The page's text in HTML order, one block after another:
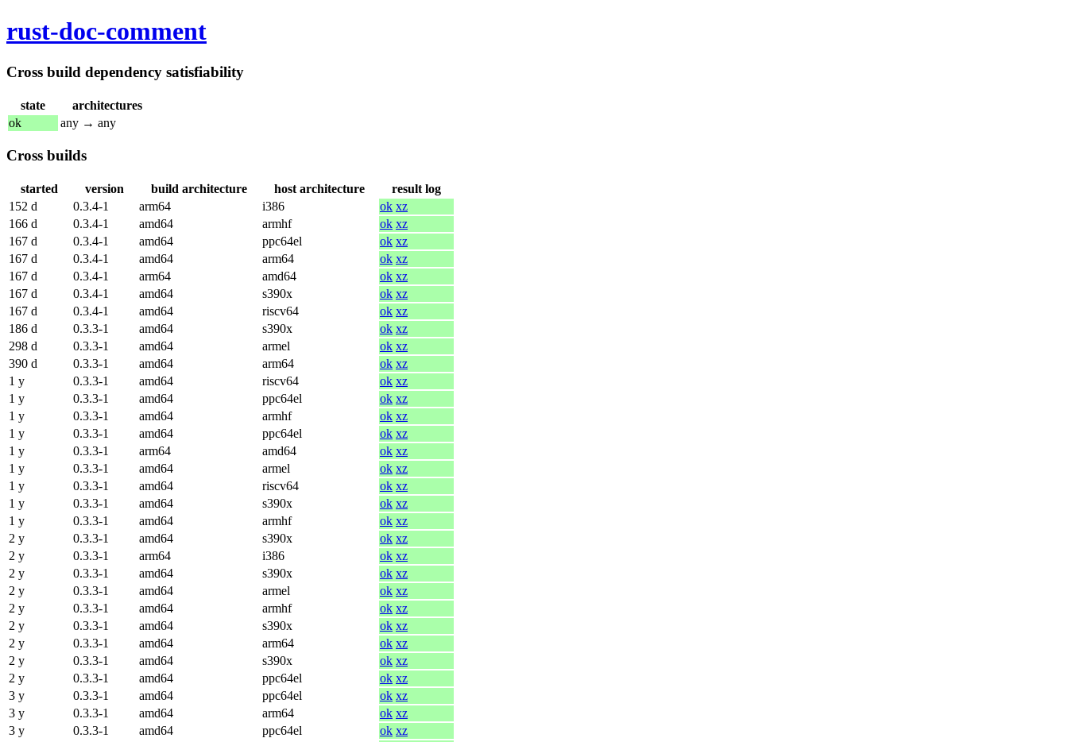
rust-doc-comment
Cross build dependency satisfiability
state
architectures
ok
any → any
Cross builds
started version build architecture host architecture
result log
152 d
0.3.4-1 arm64 i386 ok xz
166 d
0.3.4-1 amd64 armhf ok xz
167 d
0.3.4-1 amd64 ppc64el ok xz
167 d
0.3.4-1 amd64 arm64 ok xz
167 d
0.3.4-1 arm64 amd64 ok xz
167 d
0.3.4-1 amd64 s390x ok xz
167 d
0.3.4-1 amd64 riscv64 ok xz
186 d
0.3.3-1 amd64 s390x ok xz
298 d
0.3.3-1 amd64 armel ok xz
390 d
0.3.3-1 amd64 arm64 ok xz
1 y
0.3.3-1 amd64 riscv64 ok xz
1 y
0.3.3-1 amd64 ppc64el ok xz
1 y
0.3.3-1 amd64 armhf ok xz
1 y
0.3.3-1 amd64 ppc64el ok xz
1 y
0.3.3-1 arm64 amd64 ok xz
1 y
0.3.3-1 amd64 armel ok xz
1 y
0.3.3-1 amd64 riscv64 ok xz
1 y
0.3.3-1 amd64 s390x ok xz
1 y
0.3.3-1 amd64 armhf ok xz
2 y
0.3.3-1 amd64 s390x ok xz
2 y
0.3.3-1 arm64 i386 ok xz
2 y
0.3.3-1 amd64 s390x ok xz
2 y
0.3.3-1 amd64 armel ok xz
2 y
0.3.3-1 amd64 armhf ok xz
2 y
0.3.3-1 amd64 s390x ok xz
2 y
0.3.3-1 amd64 arm64 ok xz
2 y
0.3.3-1 amd64 s390x ok xz
2 y
0.3.3-1 amd64 ppc64el ok xz
3 y
0.3.3-1 amd64 ppc64el ok xz
3 y
0.3.3-1 amd64 arm64 ok xz
3 y
0.3.3-1 amd64 ppc64el ok xz